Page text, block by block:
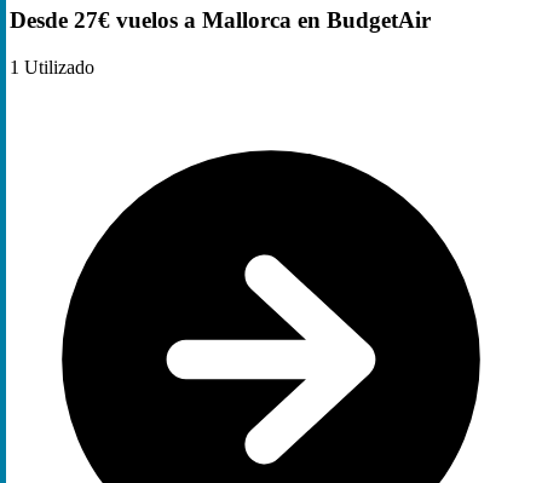
Desde 27€ vuelos a Mallorca en BudgetAir
1 Utilizado